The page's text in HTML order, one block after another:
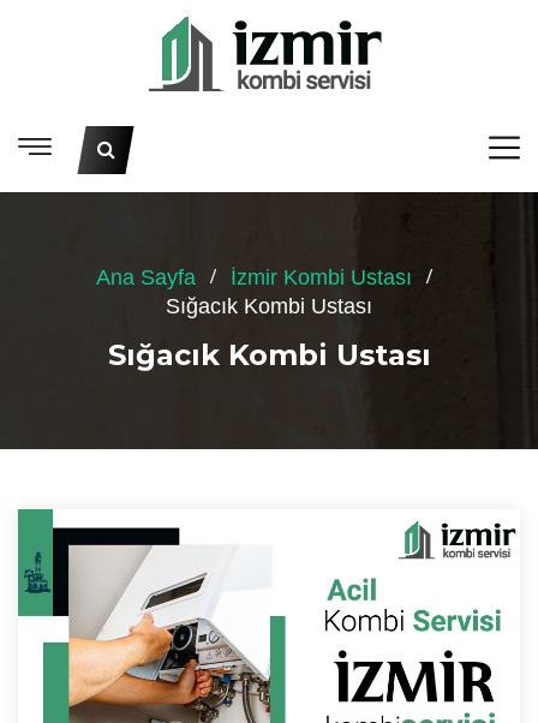
Ana Sayfa
İzmir Kombi Ustası
Sığacık Kombi Ustası
Sığacık Kombi Ustası